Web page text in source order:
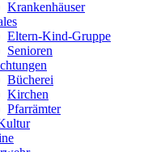
Krankenhäuser
Eltern-Kind-Gruppe
Senioren
Bücherei
Kirchen
Pfarrämter